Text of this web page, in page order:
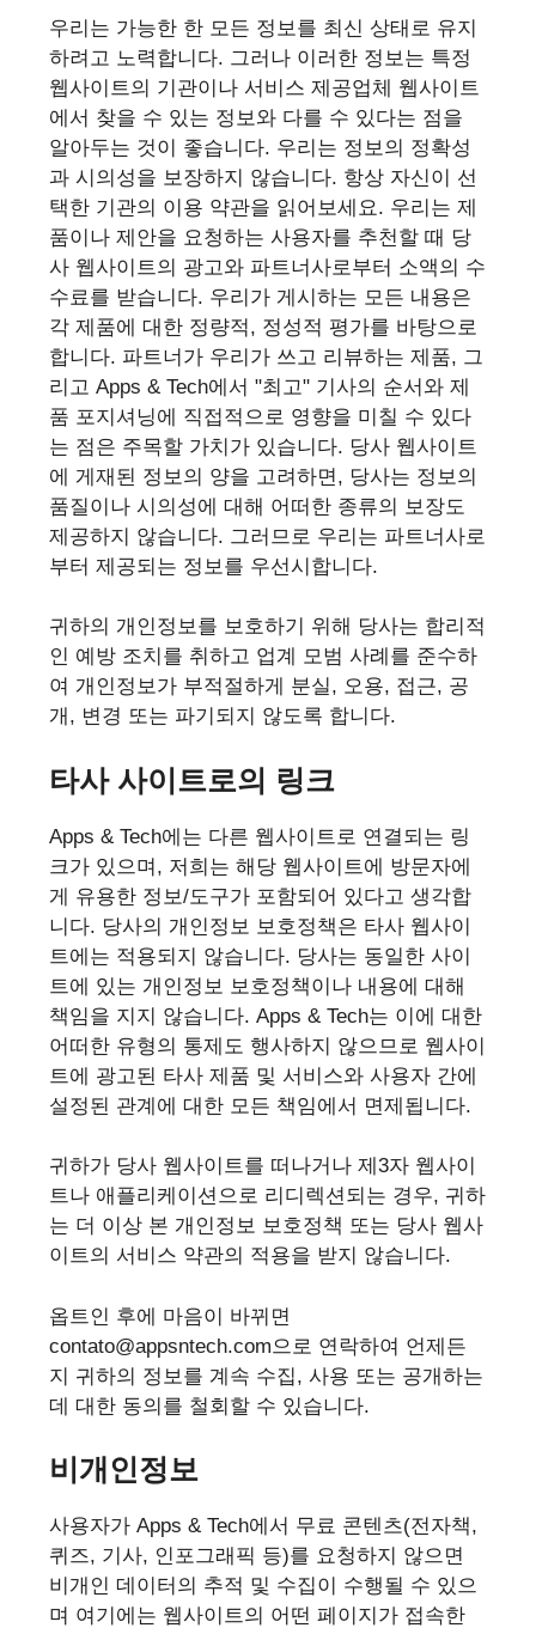
우리는 가능한 한 모든 정보를 최신 상태로 유지
하려고 노력합니다. 그러나 이러한 정보는 특정
웹사이트의 기관이나 서비스 제공업체 웹사이트
에서 찾을 수 있는 정보와 다를 수 있다는 점을
알아두는 것이 좋습니다. 우리는 정보의 정확성
과 시의성을 보장하지 않습니다. 항상 자신이 선
택한 기관의 이용 약관을 읽어보세요. 우리는 제
품이나 제안을 요청하는 사용자를 추천할 때 당
사 웹사이트의 광고와 파트너사로부터 소액의 수
수료를 받습니다. 우리가 게시하는 모든 내용은
각 제품에 대한 정량적, 정성적 평가를 바탕으로
합니다. 파트너가 우리가 쓰고 리뷰하는 제품, 그
리고 Apps & Tech에서 "최고" 기사의 순서와 제
품 포지셔닝에 직접적으로 영향을 미칠 수 있다
는 점은 주목할 가치가 있습니다. 당사 웹사이트
에 게재된 정보의 양을 고려하면, 당사는 정보의
품질이나 시의성에 대해 어떠한 종류의 보장도
제공하지 않습니다. 그러므로 우리는 파트너사로
부터 제공되는 정보를 우선시합니다.
귀하의 개인정보를 보호하기 위해 당사는 합리적
인 예방 조치를 취하고 업계 모범 사례를 준수하
여 개인정보가 부적절하게 분실, 오용, 접근, 공
개, 변경 또는 파기되지 않도록 합니다.
타사 사이트로의 링크
Apps & Tech에는 다른 웹사이트로 연결되는 링
크가 있으며, 저희는 해당 웹사이트에 방문자에
게 유용한 정보/도구가 포함되어 있다고 생각합
니다. 당사의 개인정보 보호정책은 타사 웹사이
트에는 적용되지 않습니다. 당사는 동일한 사이
트에 있는 개인정보 보호정책이나 내용에 대해
책임을 지지 않습니다. Apps & Tech는 이에 대한
어떠한 유형의 통제도 행사하지 않으므로 웹사이
트에 광고된 타사 제품 및 서비스와 사용자 간에
설정된 관계에 대한 모든 책임에서 면제됩니다.
귀하가 당사 웹사이트를 떠나거나 제3자 웹사이
트나 애플리케이션으로 리디렉션되는 경우, 귀하
는 더 이상 본 개인정보 보호정책 또는 당사 웹사
이트의 서비스 약관의 적용을 받지 않습니다.
옵트인 후에 마음이 바뀌면
contato@appsntech.com으로 연락하여 언제든
지 귀하의 정보를 계속 수집, 사용 또는 공개하는
데 대한 동의를 철회할 수 있습니다.
비개인정보
사용자가 Apps & Tech에서 무료 콘텐츠(전자책,
퀴즈, 기사, 인포그래픽 등)를 요청하지 않으면
비개인 데이터의 추적 및 수집이 수행될 수 있으
며 여기에는 웹사이트의 어떤 페이지가 접속한